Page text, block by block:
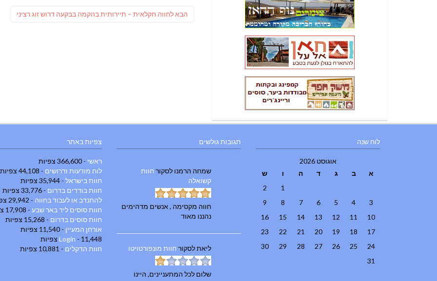
הבאפוסט
לחווה חקלאית – תיירותית בהקמה בבקעה דרוש זוג רציני
צפיות באתר
ראשי - 366,600 צפיות
לוח מודעות ודרושים - 44,108 צפיות
חוות בישראל - 35,944 צפיות
חוות בודדים בדרום - 33,776 צפיות
להתנדב או לעבוד בחווה - 29,942 צפיות
חוות סוסים ליד באר שבע - 17,908 צפיות
חוות סוסים בדרום - 15,268 צפיות
אורחן המעיין - 11,540 צפיות
Login - 11,448 צפיות
חוות הדקלים - 10,881 צפיות
תגובות גולשים
שמחה הרמנו לסקור חוות
קשואלה
חווה מקסימה , אנשים מדהימים
נהננו מאוד
ליאתלסקור חוות מונפורטויטו
שלום לכל המתעניינים, היינו
לוח שנה
אוגוסט 2026
א
ב ג ד ה ו
ש
1
2
3
4
5
6
7
8
9
10
11
12
13
14
15
16
17
18
19
20
21
22
23
24
25
26
27
28
29
30
31